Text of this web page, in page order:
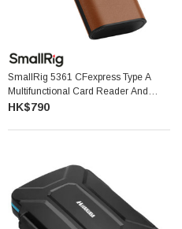
SmallRig 5361 CFexpress Type A
Multifunctional Card Reader And
Storage Case 多功能讀卡器兼收納盒
HK$790